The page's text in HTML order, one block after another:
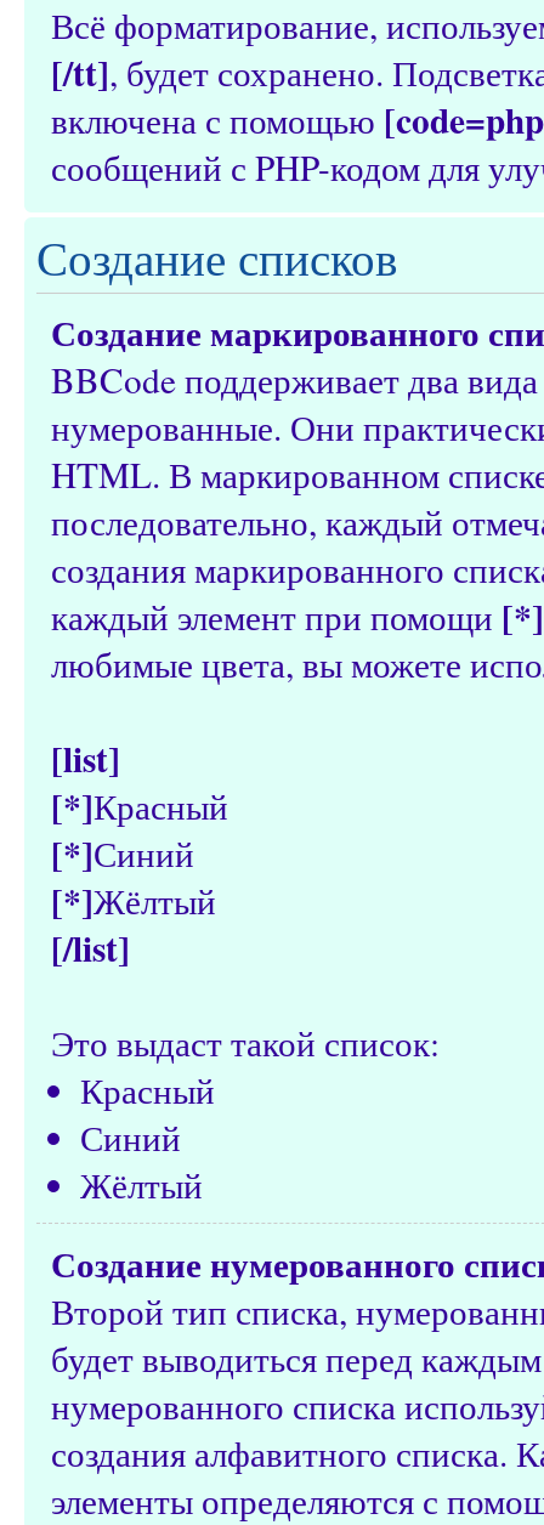
Всё форматирование,
[/tt], будет сохранено.
включена с помощью
сообщений с PHP-кодом для
Создание списков
Создание маркированного
BBCode поддерживает два
нумерованные. Они
HTML. В маркированном
последовательно, каждый
создания маркированного
каждый элемент при помощи [*]
любимые цвета, вы можете
[list]
[*]Красный
[*]Синий
[*]Жёлтый
[/list]
Это выдаст такой список:
Красный
Синий
Жёлтый
Создание нумерованного
Второй тип списка,
будет выводиться перед
нумерованного списка
создания алфавитного списка.
элементы определяются с